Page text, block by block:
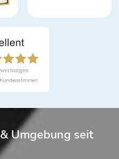
Umgebung seit